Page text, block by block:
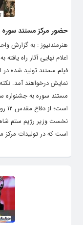
حضور مرکز مستند سوره با ۷ فیلم در جشنواره سینما
هنرمندنیوز : به گزارش
فیلم مستند تولید شده
نمایش درخواهند آمد.
مستند سوره به جشنواره
نخست وزیر رژیم ستم
است که در تولیدات